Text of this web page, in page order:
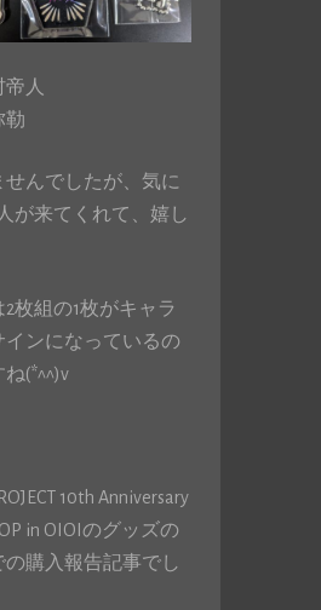
帝人
勒
せんでしたが、気に
が来てくれて、嬉し
枚組の1枚がキャラ
インになっているの
(*^^)v
10th Anniversary
in OIOIのグッズの
の購入報告記事でし